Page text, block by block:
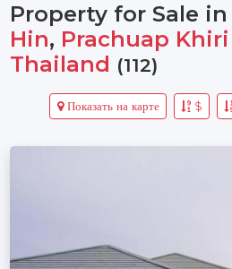
Property for Sale in
Hin, Prachuap
Thailand (112)
$
Показать на карте